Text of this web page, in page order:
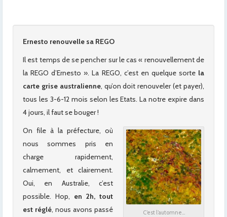
Ernesto renouvelle sa REGO
Il est temps de se pencher sur le cas « renouvellement de
la REGO d’Ernesto ». La REGO, c’est en quelque sorte la
carte grise australienne, qu’on doit renouveler (et payer),
tous les 3-6-12 mois selon les Etats. La notre expire dans
4 jours, il faut se bouger !
C’est l’automne…
On file à la préfecture, où
nous sommes pris en
charge rapidement,
calmement, et clairement.
Oui, en Australie, c’est
possible. Hop, en 2h, tout
est réglé, nous avons passé